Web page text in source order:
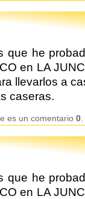
que he
en LA
llevarlos a
caseras.
es un comentario 0
que he
en LA